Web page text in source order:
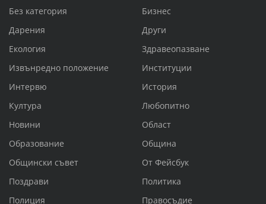
Без категория
Бизнес
Дарения
Други
Екология
Здравеопазване
Извънредно положение
Институции
Интервю
История
Култура
Любопитно
Новини
Област
Образование
Община
Общински съвет
От Фейсбук
Поздрави
Политика
Полиция
Правосъдие